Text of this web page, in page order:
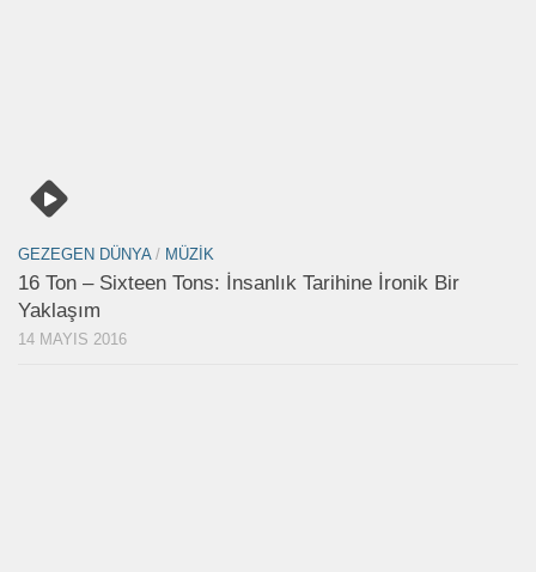
GEZEGEN DÜNYA/ MÜZIK
16 Ton – Sixteen Tons: İnsanlık Tarihine İronik Bir
Yaklaşım
14 MAYIS 2016